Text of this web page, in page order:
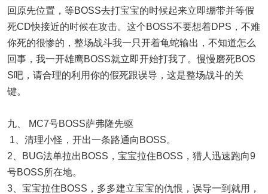
回原先位置，等BOSS去打宝宝的时候起来立即绷带并等假
死CD快接近的时候在攻击。这个BOSS不要想着DPS，不难
你死的很惨的，整场战斗我一只开着龟蛇输出，不知道怎么
回事，我一开雄鹰BOSS就立即开始打我了。慢慢磨死BOS
S吧，请合理的利用你的假死跟误导，这是整场战斗的关
键。
九、 MC7号BOSS萨弗隆先驱
1、清理小怪，开出一条路通向BOSS。
2、BUG法单拉出BOSS，宝宝拉住BOSS，猎人迅速跑向9
号BOSS所在地。
3、宝宝拉住BOSS，多多建立宝宝的仇恨，误导一到就用，